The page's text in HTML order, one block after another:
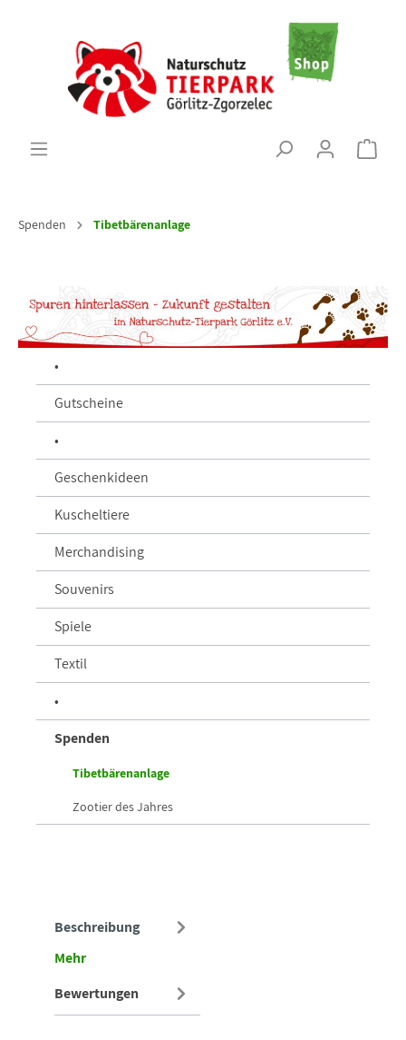
Spenden Tibetbärenanlage
•
Gutscheine
•
Geschenkideen
Kuscheltiere
Merchandising
Souvenirs
Spiele
Textil
•
Spenden
Tibetbärenanlage
Zootier des Jahres
Beschreibung
Mehr
Bewertungen